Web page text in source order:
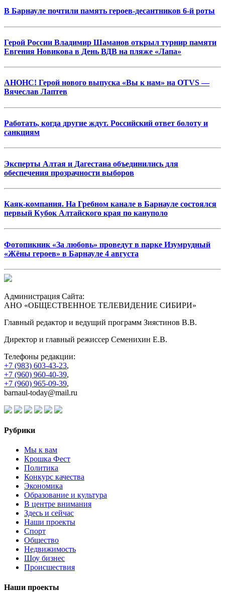
В Барнауле почтили память героев-десантников 6-й роты
Герой России Владимир Шаманов открыл турнир памяти
Евгения Новикова в День ВДВ на пляже «Лапа»
АНОНС! Герой нового выпуска «Вы к нам» на OTVS —
Вячеслав Лаптев
Работать, когда другие ждут. Российский ответ болоту и
санкциям
Эксперты Алтая и Дагестана объединились для
обеспечения прозрачности выборов
Каяк-компания. На Гребном канале в Барнауле состоялся
первый Кубок Алтайского края по кануполо
Фотопикник «За любовь» проведут в парке Изумрудный
«Жёны героев» в Барнауле 4 августа
Администрация Сайта:
АНО «ОБЩЕСТВЕННОЕ ТЕЛЕВИДЕНИЕ СИБИРИ»
Главный редактор и ведущий программ Зиястинов В.В.
Директор и главный режиссер Семенихин Е.В.
Телефоны редакции:
+7 (983) 603-43-23,
+7 (960) 960-40-39,
+7 (960) 965-09-39,
barnaul-today@mail.ru
Рубрики
Мы к вам
Крошка Фест
Политика
Конкурс качества
Экономика
Образование и культура
В центре внимания
Здесь и сейчас
Наши проекты
Спорт
Общество
Недвижимость
Шоу бизнес
Происшествия
Наши проекты